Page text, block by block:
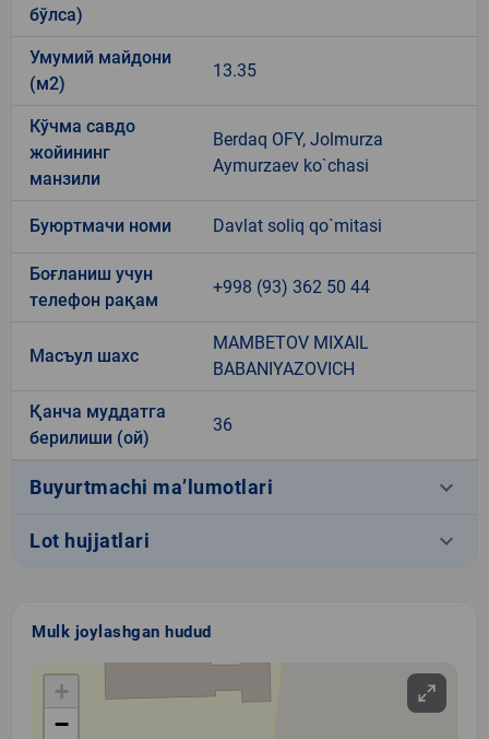
бўлса)
Умумий майдони
(м2)
13.35
Кўчма савдо
жойининг
манзили
Berdaq OFY, Jolmurza
Aymurzaev ko`chasi
Буюртмачи номи Davlat soliq qo`mitasi
Боғланиш учун
телефон рақам
+998 (93) 362 50 44
Масъул шахс
MAMBETOV MIXAIL
BABANIYAZOVICH
Қанча муддатга
берилиши (ой)
36
Buyurtmachi ma’lumotlari keyboard_arrow_down
Lot hujjatlari keyboard_arrow_down
Mulk joylashgan hudud
+
−